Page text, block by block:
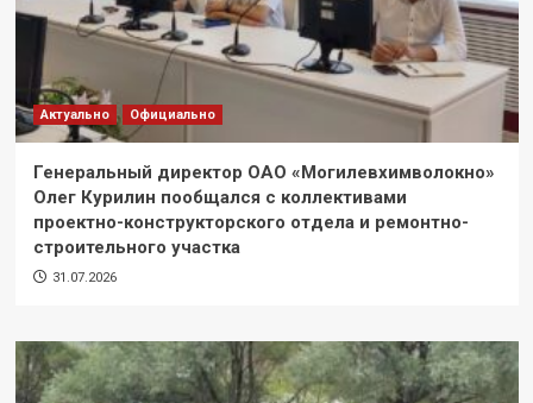
Актуально Официально
Генеральный директор ОАО «Могилевхимволокно»
Олег Курилин пообщался с коллективами
проектно-конструкторского отдела и ремонтно-
строительного участка
31.07.2026